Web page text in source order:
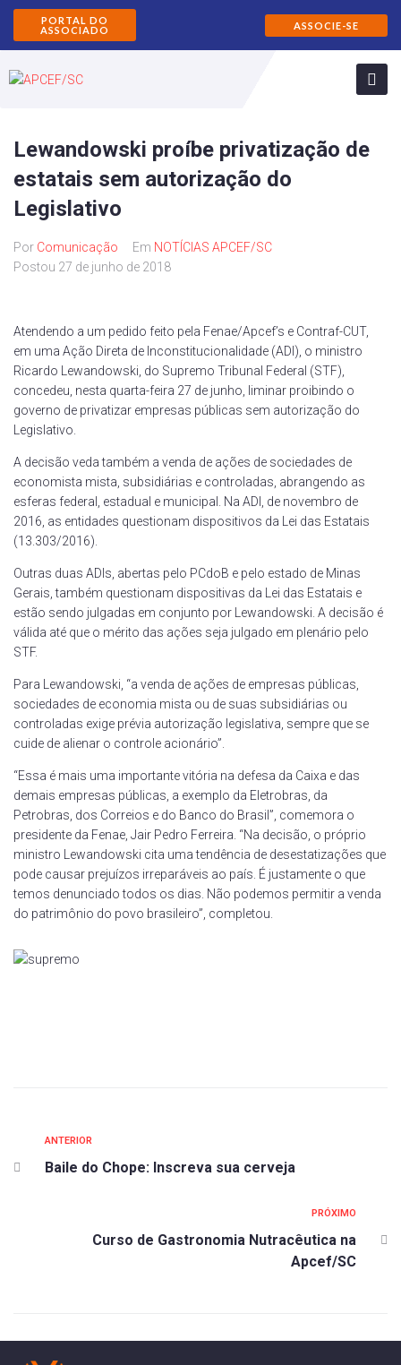
PORTAL DO
ASSOCIADO
ASSOCIE-SE
Lewandowski proíbe privatização de
estatais sem autorização do
Legislativo
Por Comunicação Em NOTÍCIAS APCEF/SC
Postou 27 de junho de 2018
Atendendo a um pedido feito pela Fenae/Apcef’s e Contraf-CUT,
em uma Ação Direta de Inconstitucionalidade (ADI), o ministro
Ricardo Lewandowski, do Supremo Tribunal Federal (STF),
concedeu, nesta quarta-feira 27 de junho, liminar proibindo o
governo de privatizar empresas públicas sem autorização do
Legislativo.
A decisão veda também a venda de ações de sociedades de
economista mista, subsidiárias e controladas, abrangendo as
esferas federal, estadual e municipal. Na ADI, de novembro de
2016, as entidades questionam dispositivos da Lei das Estatais
(13.303/2016).
Outras duas ADIs, abertas pelo PCdoB e pelo estado de Minas
Gerais, também questionam dispositivas da Lei das Estatais e
estão sendo julgadas em conjunto por Lewandowski. A decisão é
válida até que o mérito das ações seja julgado em plenário pelo
STF.
Para Lewandowski, “a venda de ações de empresas públicas,
sociedades de economia mista ou de suas subsidiárias ou
controladas exige prévia autorização legislativa, sempre que se
cuide de alienar o controle acionário”.
“Essa é mais uma importante vitória na defesa da Caixa e das
demais empresas públicas, a exemplo da Eletrobras, da
Petrobras, dos Correios e do Banco do Brasil”, comemora o
presidente da Fenae, Jair Pedro Ferreira. “Na decisão, o próprio
ministro Lewandowski cita uma tendência de desestatizações que
pode causar prejuízos irreparáveis ao país. É justamente o que
temos denunciado todos os dias. Não podemos permitir a venda
do patrimônio do povo brasileiro”, completou.
ANTERIOR
Baile do Chope: Inscreva sua cerveja
PRÓXIMO
Curso de Gastronomia Nutracêutica na
Apcef/SC